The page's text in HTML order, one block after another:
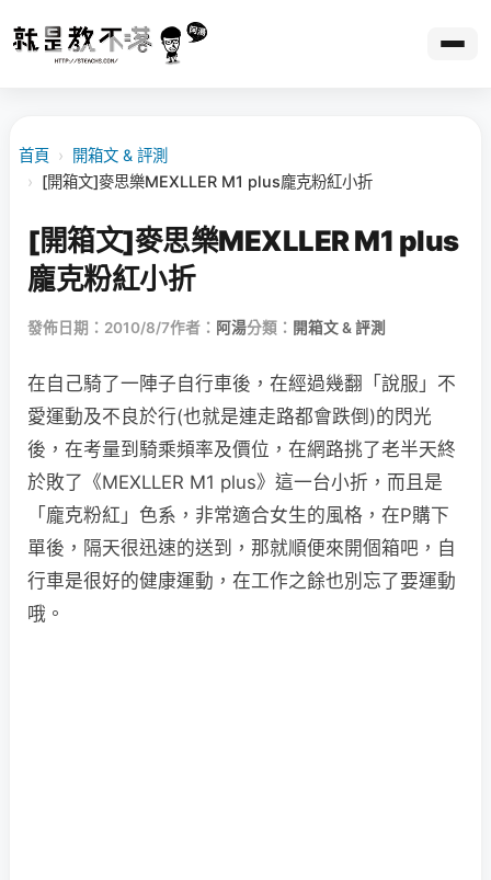
首頁 ›
開箱文 & 評測
› [開箱文]麥思樂MEXLLER M1 plus龐克粉紅小折
[開箱文]麥思樂MEXLLER M1 plus
龐克粉紅小折
發佈日期：2010/8/7作者： 阿湯分類： 開箱文 & 評測
在自己騎了一陣子自行車後，在經過幾翻「說服」不
愛運動及不良於行(也就是連走路都會跌倒)的閃光
後，在考量到騎乘頻率及價位，在網路挑了老半天終
於敗了《MEXLLER M1 plus》這一台小折，而且是
「龐克粉紅」色系，非常適合女生的風格，在P購下
單後，隔天很迅速的送到，那就順便來開個箱吧，自
行車是很好的健康運動，在工作之餘也別忘了要運動
哦。